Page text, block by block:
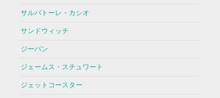
サルバトーレ・カシオ
サンドウィッチ
ジーパン
ジェームス・スチュワート
ジェットコースター